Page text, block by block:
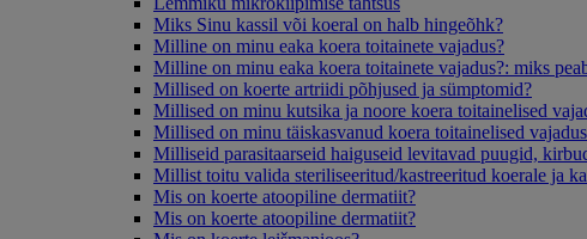
Miks Sinu kassil või koeral on halb hingeõhk?
Milline on minu eaka koera toitainete vajadus?
Milline on minu eaka koera toitainete vajadus?: miks
Millised on koerte artriidi põhjused ja sümptomid?
Millised on minu kutsika ja noore koera toitainelised
Millised on minu täiskasvanud koera toitainelised
Milliseid parasitaarseid haiguseid levitavad puugid,
Millist toitu valida steriliseeritud/kastreeritud koerale ja
Mis on koerte atoopiline dermatiit?
Mis on koerte atoopiline dermatiit?